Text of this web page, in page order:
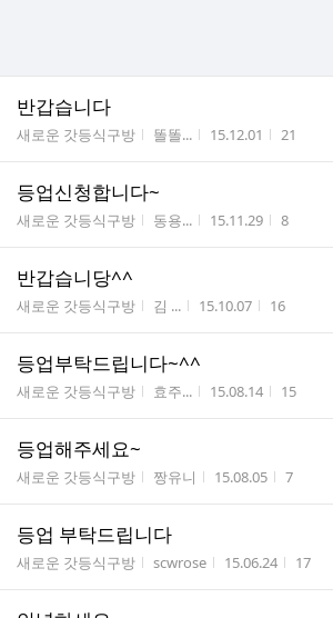
반갑습니다
게시판명
새로운 갓등식구방 작성자
똘똘... 작성시간
15.12.01 조회수
21
등업신청합니다~
게시판명
새로운 갓등식구방 작성자
동용... 작성시간
15.11.29 조회수
8
반갑습니당^^
게시판명
새로운 갓등식구방 작성자
김 ... 작성시간
15.10.07 조회수
16
등업부탁드립니다~^^
게시판명
새로운 갓등식구방 작성자
효주... 작성시간
15.08.14 조회수
15
등업해주세요~
게시판명
새로운 갓등식구방 작성자
짱유니 작성시간
15.08.05 조회수
7
등업 부탁드립니다
게시판명
새로운 갓등식구방 작성자
scwrose 작성시간
15.06.24 조회수
17